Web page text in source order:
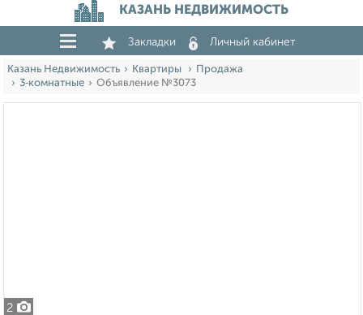
КАЗАНЬ НЕДВИЖИМОСТЬ
Закладки Личный кабинет
Казань Недвижимость Квартиры
Продажа
3‑комнатные
Объявление №3073
2